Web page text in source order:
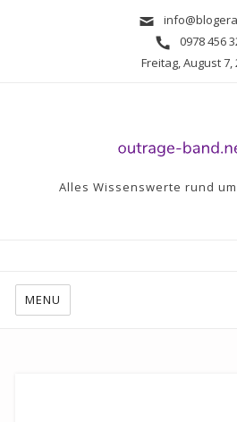
0978 456
Freitag, August 7,
Alles Wissenswerte rund
MENU